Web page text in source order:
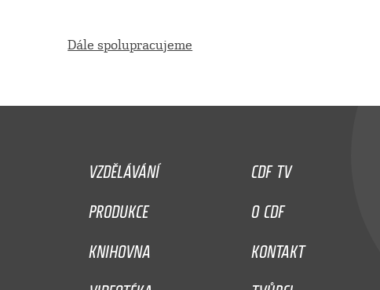
Dále spolupracujeme
VZDĚLÁVÁNÍ
CDF TV
PRODUKCE
O CDF
KNIHOVNA
KONTAKT